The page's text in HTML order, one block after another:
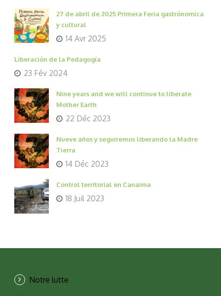
27 de abril de 2025 Primera Feria gastrónomica
y cultural
14 Avr 2025
Liberación de la Pedagogía
23 Fév 2024
Nine years and we will continue to liberate
Mother Earth
22 Déc 2023
Nueve años y seguiremos liberando la Madre
Tierra
14 Déc 2023
Control territorial en Canaima
18 Juil 2023
Notre lutte